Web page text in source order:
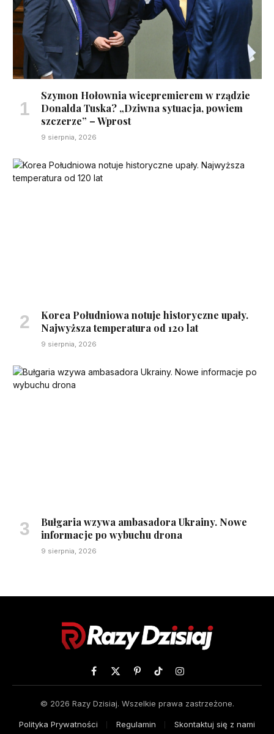
Szymon Hołownia wicepremierem w rządzie
Donalda Tuska? „Dziwna sytuacja, powiem
szczerze” – Wprost
9 sierpnia, 2026
Korea Południowa notuje historyczne upały.
Najwyższa temperatura od 120 lat
9 sierpnia, 2026
Bułgaria wzywa ambasadora Ukrainy. Nowe
informacje po wybuchu drona
9 sierpnia, 2026
Facebook
X
PinterestTikTokInstagram
© 2026 Razy Dzisiaj. Wszelkie prawa zastrzeżone.
Polityka Prywatności Regulamin Skontaktuj się z nami